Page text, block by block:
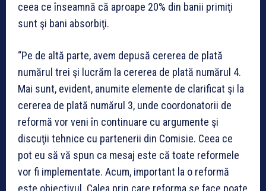
ceea ce înseamnă că aproape 20% din banii primiţi
sunt şi bani absorbiţi.
“Pe de altă parte, avem depusă cererea de plată
numărul trei şi lucrăm la cererea de plată numărul 4.
Mai sunt, evident, anumite elemente de clarificat şi la
cererea de plată numărul 3, unde coordonatorii de
reformă vor veni în continuare cu argumente şi
discuţii tehnice cu partenerii din Comisie. Ceea ce
pot eu să vă spun ca mesaj este că toate reformele
vor fi implementate. Acum, important la o reformă